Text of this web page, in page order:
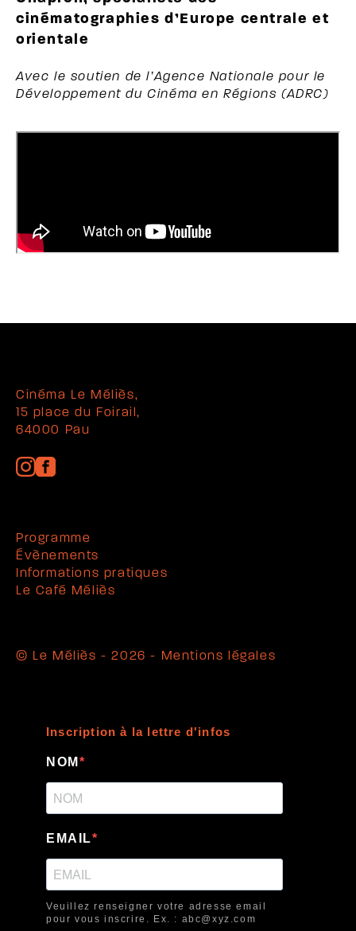
cinématographies d’Europe centrale et
orientale
Avec le soutien de l’Agence Nationale pour le
Développement du Cinéma en Régions (ADRC)
Cinéma Le Méliès,
15 place du Foirail,
64000 Pau
Programme
Évènements
Informations pratiques
Le Café Méliès
© Le Méliès - 2026 - Mentions légales
Inscription à la lettre d'infos
NOM
EMAIL
Veuillez renseigner votre adresse email
pour vous inscrire. Ex. : abc@xyz.com